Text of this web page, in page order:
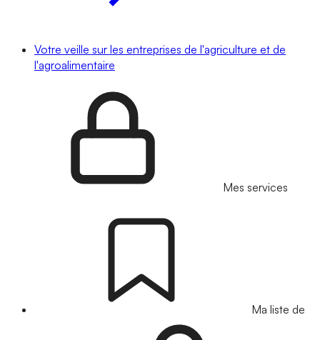
Votre veille sur les entreprises de l'agriculture et de
l'agroalimentaire
Mes services
Ma liste de